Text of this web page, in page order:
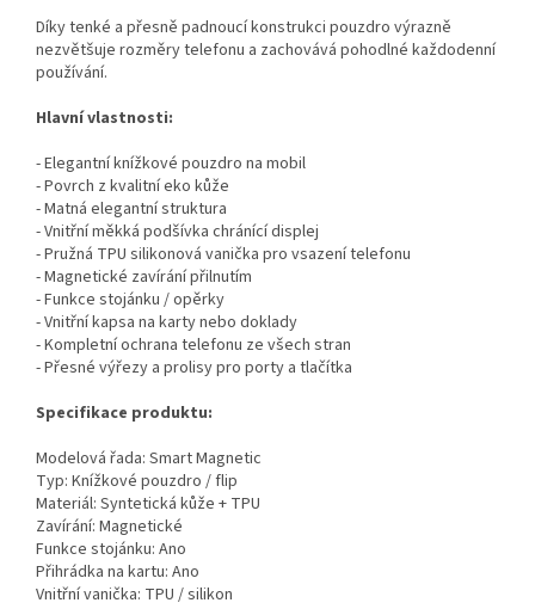
Díky tenké a přesně padnoucí konstrukci pouzdro výrazně
nezvětšuje rozměry telefonu a zachovává pohodlné každodenní
používání.
Hlavní vlastnosti:
- Elegantní knížkové pouzdro na mobil
- Povrch z kvalitní eko kůže
- Matná elegantní struktura
- Vnitřní měkká podšívka chránící displej
- Pružná TPU silikonová vanička pro vsazení telefonu
- Magnetické zavírání přilnutím
- Funkce stojánku / opěrky
- Vnitřní kapsa na karty nebo doklady
- Kompletní ochrana telefonu ze všech stran
- Přesné výřezy a prolisy pro porty a tlačítka
Specifikace produktu:
Modelová řada: Smart Magnetic
Typ: Knížkové pouzdro / flip
Materiál: Syntetická kůže + TPU
Zavírání: Magnetické
Funkce stojánku: Ano
Přihrádka na kartu: Ano
Vnitřní vanička: TPU / silikon